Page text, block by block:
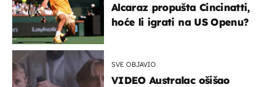
Alcaraz propušta Cincinatti,
hoće li igrati na US Openu?
SVE OBJAVIO
VIDEO Australac ošišao